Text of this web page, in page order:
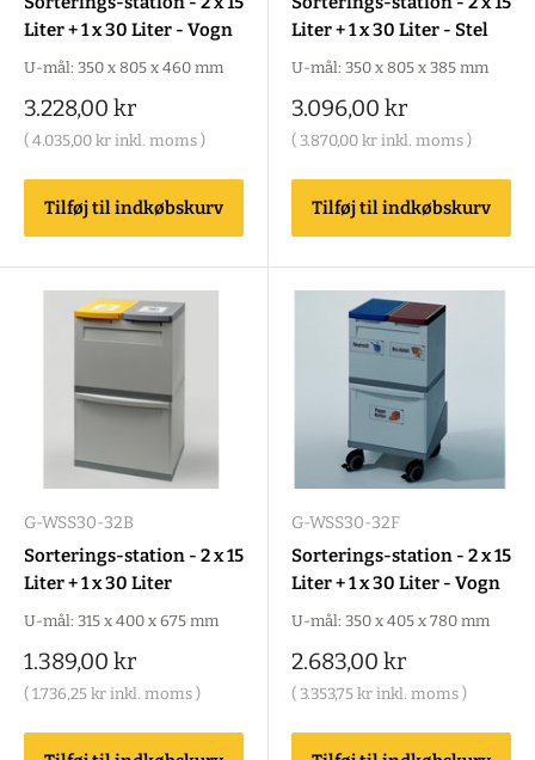
Liter + 1 x 30 Liter - Vogn
U-mål: 350 x 805 x 460 mm
Salgspris
3.228,00 kr
( 4.035,00 kr inkl. moms )
Tilføj til indkøbskurv
Liter + 1 x 30 Liter - Stel
U-mål: 350 x 805 x 385 mm
Salgspris
3.096,00 kr
( 3.870,00 kr inkl. moms )
Tilføj til indkøbskurv
G-WSS30-32B
Sorterings-station - 2 x 15
Liter + 1 x 30 Liter
U-mål: 315 x 400 x 675 mm
Salgspris
1.389,00 kr
( 1.736,25 kr inkl. moms )
G-WSS30-32F
Sorterings-station - 2 x 15
Liter + 1 x 30 Liter - Vogn
U-mål: 350 x 405 x 780 mm
Salgspris
2.683,00 kr
( 3.353,75 kr inkl. moms )